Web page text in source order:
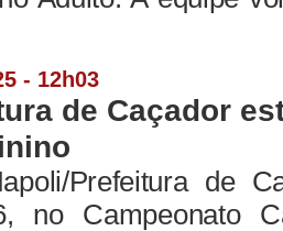
- 12h03
de Caçador
Prefeitura de
no Campeonato